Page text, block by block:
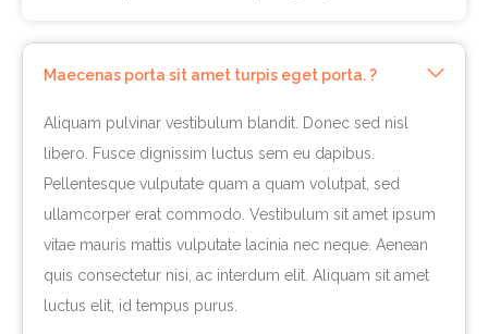
Maecenas porta sit amet turpis eget porta. ?
Aliquam pulvinar vestibulum blandit. Donec sed nisl
libero. Fusce dignissim luctus sem eu dapibus.
Pellentesque vulputate quam a quam volutpat, sed
ullamcorper erat commodo. Vestibulum sit amet ipsum
vitae mauris mattis vulputate lacinia nec neque. Aenean
quis consectetur nisi, ac interdum elit. Aliquam sit amet
luctus elit, id tempus purus.